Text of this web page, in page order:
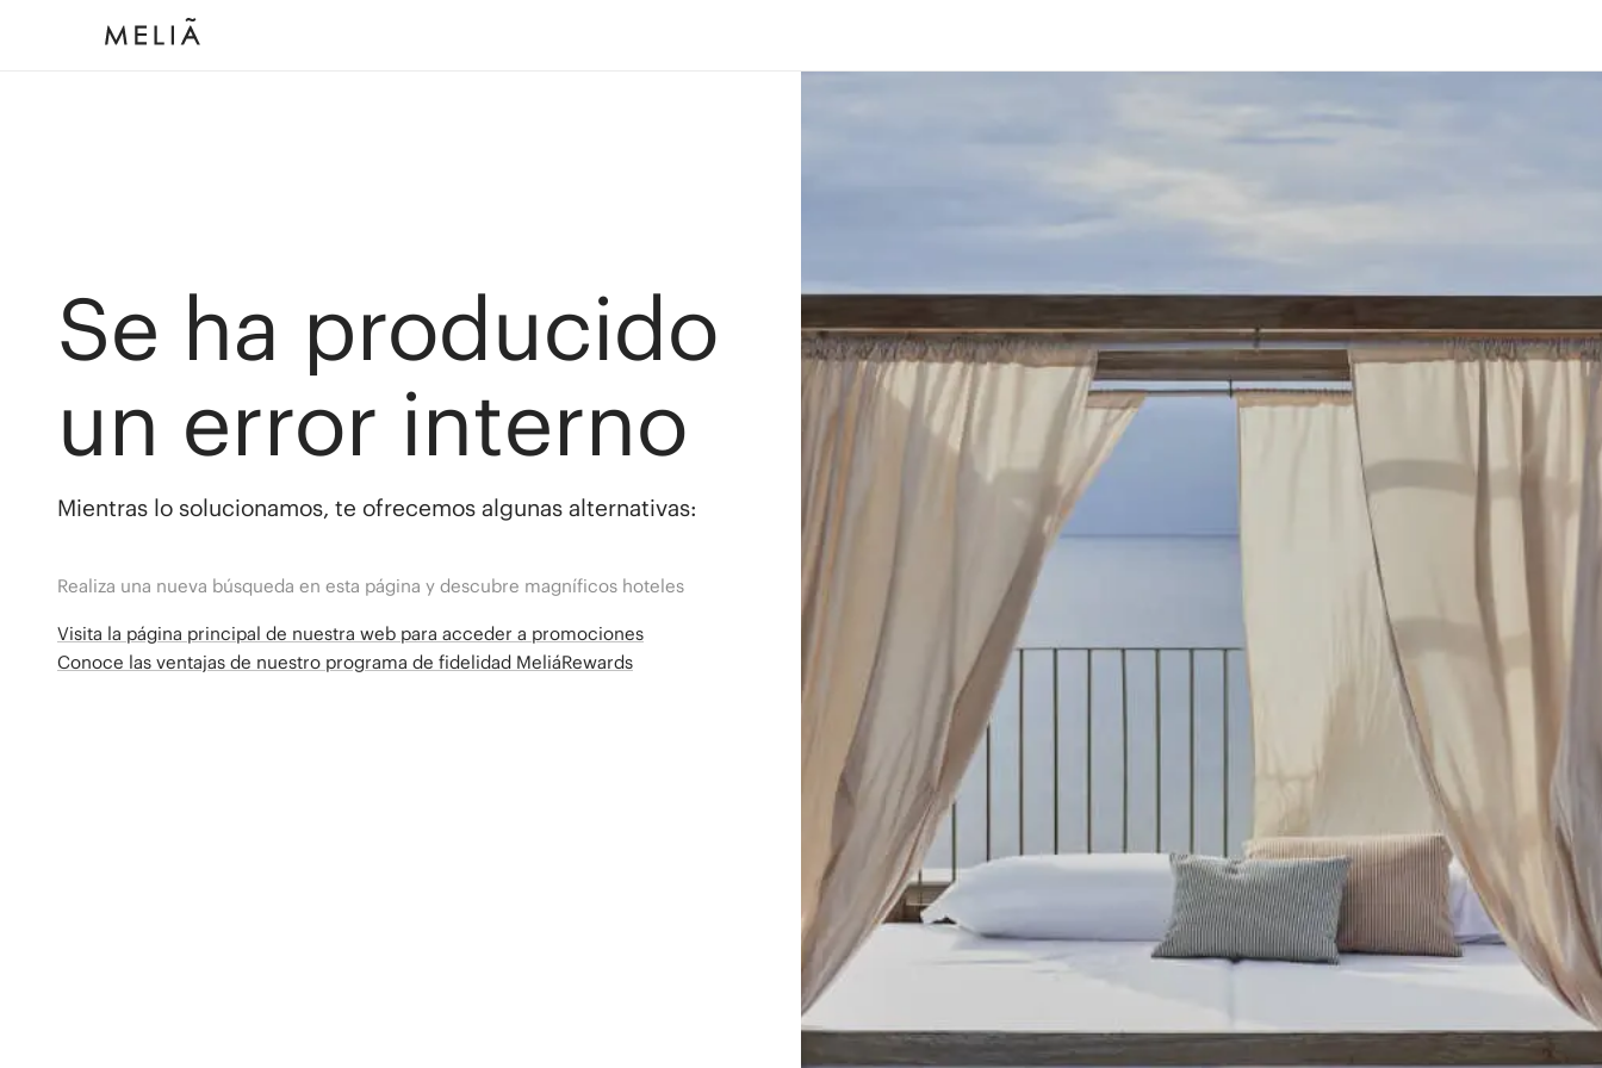
Se ha producido
un error interno
Mientras lo solucionamos, te ofrecemos algunas alternativas:
Realiza una nueva búsqueda en esta página y descubre magníficos hoteles
Visita la página principal de nuestra web para acceder a promociones
Conoce las ventajas de nuestro programa de fidelidad MeliáRewards